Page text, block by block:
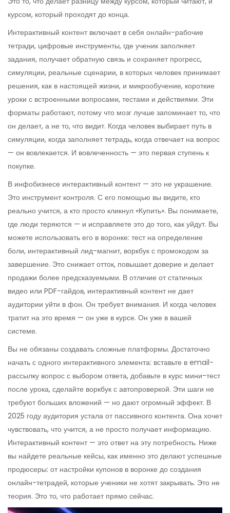
курсом, который проходят до конца.
Интерактивный контент включает в себя онлайн-рабочие
тетради, цифровые инструменты, где ученик заполняет
задания, получает обратную связь и сохраняет прогресс,
симуляции, реальные сценарии, в которых человек принимает
решения, как в настоящей жизни, и микрообучение, короткие
уроки с встроенными вопросами, тестами и действиями. Эти
форматы работают, потому что мозг лучше запоминает то, что
он делает, а не то, что видит. Когда человек выбирает путь в
симуляции, когда заполняет тетрадь, когда отвечает на вопрос
— он вовлекается. И вовлеченность — это первая ступень к
покупке.
В инфобизнесе интерактивный контент — это не украшение.
Это инструмент контроля. С его помощью вы видите, кто
реально учится, а кто просто кликнул «Купить». Вы понимаете,
где люди теряются — и исправляете это до того, как уйдут. Вы
можете использовать его в воронке: тест на определение
боли, интерактивный лид-магнит, воркбук с промокодом за
завершение. Это снижает отток, повышает доверие и делает
продажи более предсказуемыми. В отличие от статичных
видео или PDF-гайдов, интерактивный контент не дает
аудитории уйти в фон. Он требует внимания. И когда человек
тратит на это время — он уже в курсе. Он уже в вашей
системе.
Вы не обязаны создавать сложные платформы. Достаточно
начать с одного интерактивного элемента: вставьте в email-
рассылку вопрос с выбором ответа, добавьте в курс мини-тест
после урока, сделайте воркбук с автопроверкой. Эти шаги не
требуют больших вложений — но дают огромный эффект. В
2025 году аудитория устала от пассивного контента. Она хочет
чувствовать, что учится, а не просто получает информацию.
Интерактивный контент — это ответ на эту потребность. Ниже
вы найдете реальные кейсы, как именно это делают успешные
продюсеры: от настройки купонов в воронке до создания
онлайн-тетрадей, которые ученики не хотят закрывать. Это не
теория. Это то, что работает прямо сейчас.